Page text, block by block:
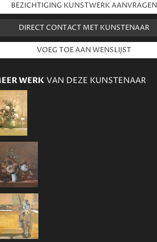
BEZICHTIGING KUNSTWERK AANVRAGEN
DIRECT CONTACT MET KUNSTENAAR
WERK VAN DEZE KUNSTENAAR